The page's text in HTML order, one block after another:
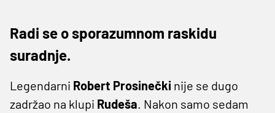
Radi se o sporazumnom raskidu
suradnje.
Legendarni Robert Prosinečki nije se dugo
zadržao na klupi Rudeša. Nakon samo sedam